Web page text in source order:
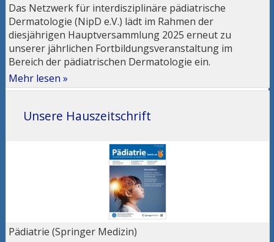
Das Netzwerk für interdisziplinäre pädiatrische
Dermatologie (NipD e.V.) lädt im Rahmen der
diesjährigen Hauptversammlung 2025 erneut zu
unserer jährlichen Fortbildungsveranstaltung im
Bereich der pädiatrischen Dermatologie ein.
Mehr lesen »
Unsere Hauszeitschrift
Pädiatrie (Springer Medizin)